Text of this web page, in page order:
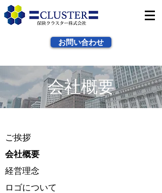
お問い合わせ
会社概要
​ご挨拶
会社概要
経営理念
ロゴについて